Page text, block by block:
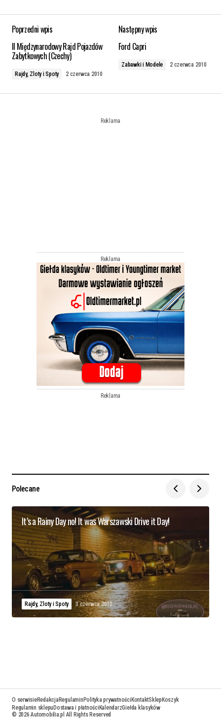
Poprzedni wpis
II Międzynarodowy Rajd Pojazdów
Zabytkowych (Czechy)
Rajdy, Zloty i Spoty 2 czerwca 2010
Następny wpis
Ford Capri
Zabawki i Modele 2 czerwca 2010
Reklama
Reklama
Reklama
Polecane
It’s a Rainy Day no! It was Warszawski Drive it Day!
Rajdy, Zloty i Spoty 3 czerwca 2010
O serwisieRedakcjaRegulamin Polityka prywatności KontaktSklep Koszyk
Regulamin sklepu Dostawa i płatności KalendarzGiełda klasyków
© 2026 Automobilia.pl All Rights Reserved